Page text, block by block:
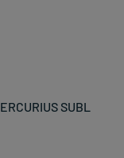
SUBL